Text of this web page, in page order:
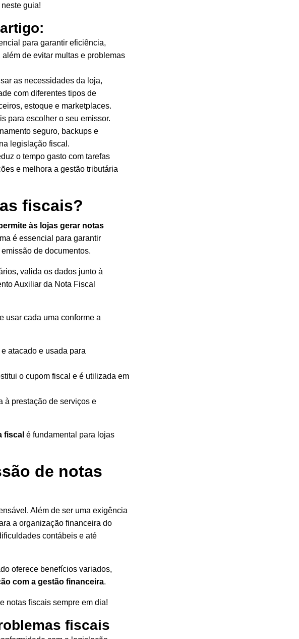
guia!
para garantir eficiência,
além de evitar multas e problemas
as necessidades da loja,
com diferentes tipos de
, estoque e marketplaces.
para escolher o seu emissor.
seguro, backups e
legislação fiscal .
o tempo gasto com tarefas
e melhora agestão tributária
fiscais?
às lojas gerar notas
é essencial para garantir
de documentos.
valida os dados junto à
Auxiliar da Nota Fiscal
usar cada uma conforme a
atacado e usada para
o cupom fiscal e é utilizada em
à prestação de serviços e
fiscal é fundamental para lojas
de notas
Além de ser uma exigência
a organização financeira do
contábeis e até
oferece benefícios variados,
com a gestão financeira.
notas fiscais sempre em dia!
fiscais